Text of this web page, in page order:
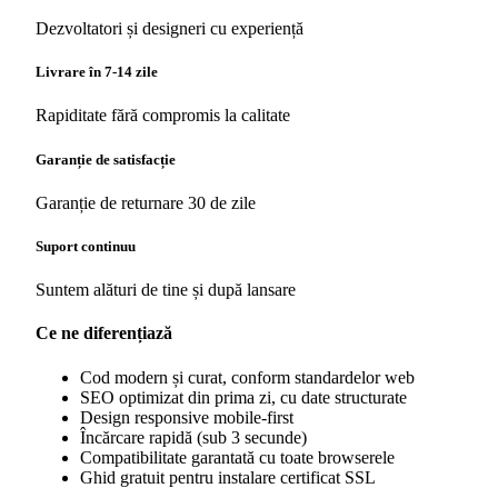
Dezvoltatori și designeri cu experiență
Livrare în 7-14 zile
Rapiditate fără compromis la calitate
Garanție de satisfacție
Garanție de returnare 30 de zile
Suport continuu
Suntem alături de tine și după lansare
Ce ne diferențiază
Cod modern și curat, conform standardelor web
SEO optimizat din prima zi, cu date structurate
Design responsive mobile-first
Încărcare rapidă (sub 3 secunde)
Compatibilitate garantată cu toate browserele
Ghid gratuit pentru instalare certificat SSL